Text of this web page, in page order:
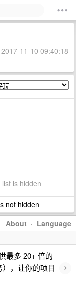
11-10 09:40:18
is hidden
not hidden
About · Language
最多 20+ 倍的
，让你的项目
›